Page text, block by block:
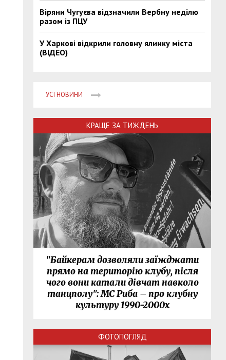
Віряни Чугуєва відзначили Вербну неділю
разом із ПЦУ
У Харкові відкрили головну ялинку міста
(ВІДЕО)
УСІ НОВИНИ
КРАЩЕ ЗА ТИЖДЕНЬ
"Байкерам дозволяли заїжджати
прямо на територію клубу, після
чого вони катали дівчат навколо
танцполу": МС Риба – про клубну
культуру 1990-2000х
ФОТОПОГЛЯД